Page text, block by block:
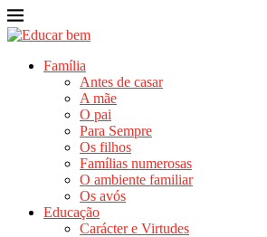
Família
Antes de casar
A mãe
O pai
Para Sempre
Os filhos
Famílias numerosas
O ambiente familiar
Os avós
Educação
Carácter e Virtudes